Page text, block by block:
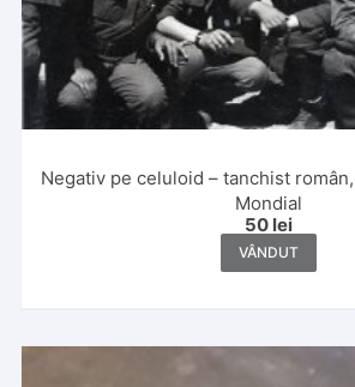
Negativ pe celuloid – tanchist
Mondial
50 lei
VÂNDUT